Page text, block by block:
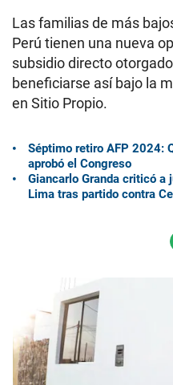
Las familias de más
Perú tienen una nueva
subsidio directo
beneficiarse así bajo la
en Sitio Propio.
Séptimo retiro AFP 2024:
aprobó el Congreso
Giancarlo Granda criticó a
Lima tras partido contra